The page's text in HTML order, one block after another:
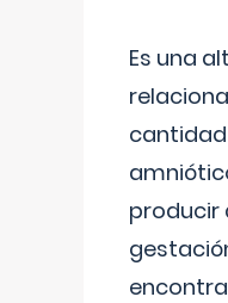
Es una
producir